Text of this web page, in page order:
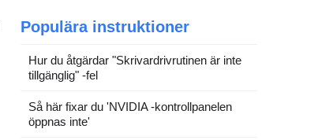
Populära instruktioner
Hur du åtgärdar "Skrivardrivrutinen är inte
tillgänglig" -fel
Så här fixar du 'NVIDIA -kontrollpanelen
öppnas inte'